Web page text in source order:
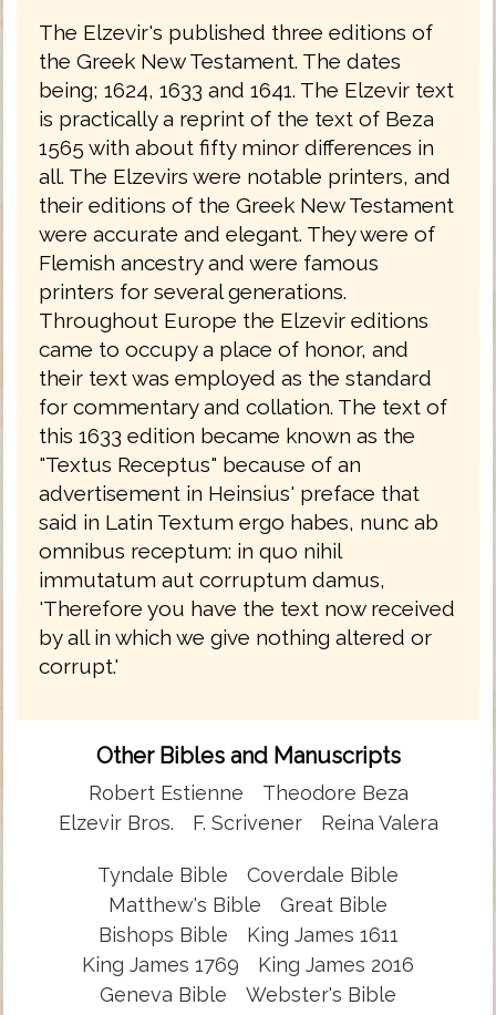
The Elzevir's published three editions of
the Greek New Testament. The dates
being; 1624, 1633 and 1641. The Elzevir text
is practically a reprint of the text of Beza
1565 with about fifty minor differences in
all. The Elzevirs were notable printers, and
their editions of the Greek New Testament
were accurate and elegant. They were of
Flemish ancestry and were famous
printers for several generations.
Throughout Europe the Elzevir editions
came to occupy a place of honor, and
their text was employed as the standard
for commentary and collation. The text of
this 1633 edition became known as the
"Textus Receptus" because of an
advertisement in Heinsius' preface that
said in Latin Textum ergo habes, nunc ab
omnibus receptum: in quo nihil
immutatum aut corruptum damus,
'Therefore you have the text now received
by all in which we give nothing altered or
corrupt.'
Other Bibles and Manuscripts
Robert Estienne
Theodore Beza
Elzevir Bros.
F. Scrivener Reina Valera
Tyndale Bible
Coverdale Bible
Matthew's Bible
Great Bible
Bishops Bible
King James 1611
King James 1769
King James 2016
Geneva Bible
Webster's Bible